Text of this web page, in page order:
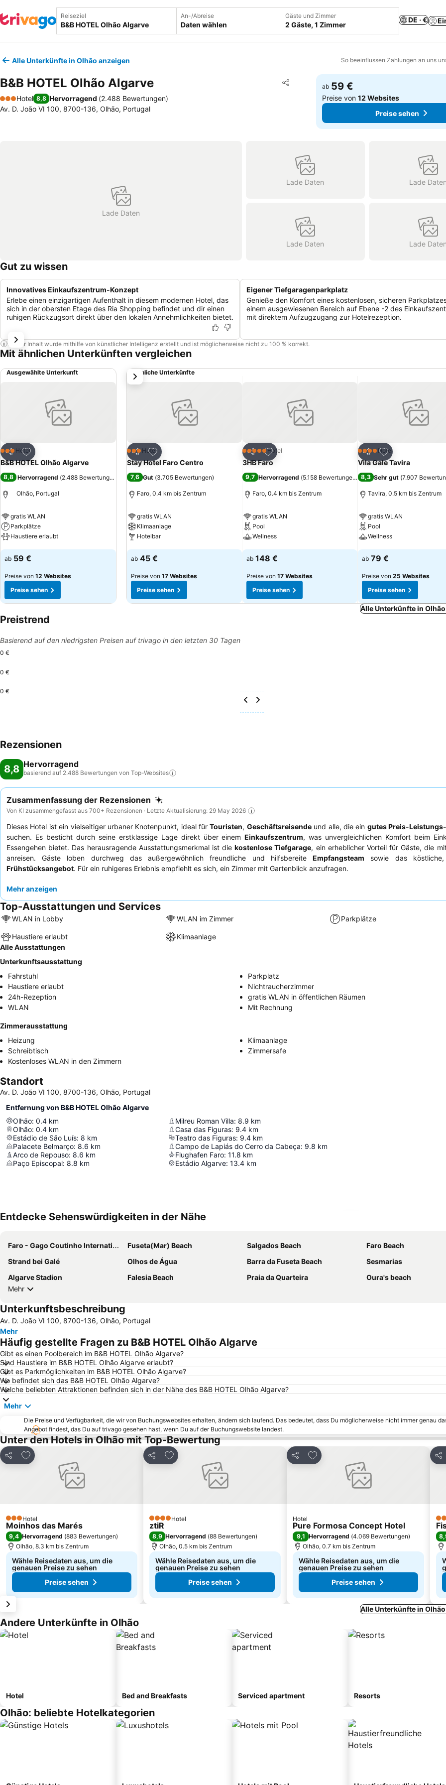
Reiseziel An-/Abreise
Daten wählen
Gäste und Zimmer
2 Gäste, 1 Zimmer
DE · €
Alle Unterkünfte in Olhão anzeigen So beeinflussen Zahlungen an uns
B&B HOTEL Olhão Algarve Teilen
Zu Favoriten hinzufügen
3 Sterne
Hotel 8,8 Hervorragend (2.488 Bewertungen)
Av. D. João VI 100, 8700-136, Olhão, Portugal
ab 59 €
Preise von12 Websites
Preise sehen
Lade Daten
Lade Daten Lade Daten
Lade Daten Lade Daten
Gut zu wissen
Innovatives Einkaufszentrum-Konzept
Erlebe einen einzigartigen Aufenthalt in diesem modernen Hotel, das
sich in der obersten Etage des Ria Shopping befindet und dir einen
ruhigen Rückzugsort direkt über den lokalen Annehmlichkeiten bietet.
Eigener Tiefgaragenparkplatz
Genieße den Komfort eines kostenlosen, sicheren
einem ausgewiesenen Bereich auf Ebene -2 des
mit direktem Aufzugzugang zur Hotelrezeption.
Dieser Inhalt wurde mithilfe von künstlicher Intelligenz erstellt und ist möglicherweise nicht zu 100 % korrekt.
Mit ähnlichen Unterkünften vergleichen
Ausgewählte Unterkunft
Teilen
Zu Favoriten hinzufügen
3 SterneHotel
B&B HOTEL Olhão Algarve
8,8 Hervorragend (2.488 Bewertungen
Olhão, Portugal
gratis WLAN
Parkplätze
Haustiere erlaubt
Preise sehen
ab 59 €
Preise von 12 Websites
Preise sehen
Ähnliche Unterkünfte
Teilen
Zu Favoriten hinzufügen
3 SterneHotel
Stay Hotel Faro Centro
7,6 Gut (3.705 Bewertungen)
Faro, 0.4 km bis Zentrum
gratis WLAN
Klimaanlage
Hotelbar
Preise sehen
ab 45 €
Preise von 17 Websites
Preise sehen
Teilen
Zu Favoriten hinzufügen
5 Sterne Hotel
3HB Faro
9,7 Hervorragend (5.158 Bewertungen)
Faro, 0.4 km bis Zentrum
gratis WLAN
Pool
Wellness
Preise sehen
ab 148 €
Preise von 17 Websites
Preise sehen
Teilen
Zu Favoriten
4 SterneHotel
Vila Gale Tavira
8,3 Sehr gut (7.907
Tavira, 0.5 km bis Zentrum
gratis WLAN
Pool
Wellness
Preise sehen
ab 79 €
Preise von 25 Websites
Preise sehen
weiter
Alle Unterkünfte in
Preistrend
Basierend auf den niedrigsten Preisen auf trivago in den letzten 30 Tagen
0 €
0 €
0 €
Rezensionen
8,8 Hervorragend
basierend auf 2.488 Bewertungen von Top-Websites
Zusammenfassung der Rezensionen
Von KI zusammengefasst aus 700+ Rezensionen · Letzte Aktualisierung: 29 May 2026
Dieses Hotel ist ein vielseitiger urbaner Knotenpunkt, ideal fürTouristen, Geschäftsreisendeund alle, die ein gutes Preis-
suchen. Es besticht durch seine erstklassige Lage direkt über einemEinkaufszentrum, was unvergleichlichen Komfort beim
Essengehen bietet. Das herausragende Ausstattungsmerkmal ist diekostenlose Tiefgarage, ein erheblicher Vorteil für Gäste, die
anreisen. Gäste loben durchweg das außergewöhnlich freundliche und hilfsbereiteEmpfangsteam sowie das köstliche,
Frühstücksangebot. Für ein ruhigeres Erlebnis empfiehlt es sich, ein Zimmer mit Gartenblick anzufragen.
Mehr anzeigen
Top-Ausstattungen und Services
WLAN in Lobby WLAN im Zimmer Parkplätze
Haustiere erlaubt
Klimaanlage
Alle Ausstattungen
Unterkunftsausstattung
Fahrstuhl
Parkplatz
Haustiere erlaubt
Nichtraucherzimmer
24h-Rezeption
gratis WLAN in öffentlichen Räumen
WLAN
Mit Rechnung
Zimmerausstattung
Heizung
Klimaanlage
Schreibtisch
Zimmersafe
Kostenloses WLAN in den Zimmern
Standort
Av. D. João VI 100, 8700-136, Olhão, Portugal
Entfernung von B&B HOTEL Olhão Algarve
Olhão: 0.4 km
Olhão: 0.4 km
Estádio de São Luís: 8 km
Palacete Belmarço: 8.6 km
Arco de Repouso: 8.6 km
Paço Episcopal: 8.8 km
Milreu Roman Villa: 8.9 km
Casa das Figuras: 9.4 km
Teatro das Figuras: 9.4 km
Campo de Lapiás do Cerro da Cabeça: 9.8 km
Flughafen Faro: 11.8 km
Estádio Algarve: 13.4 km
Entdecke Sehenswürdigkeiten in der Nähe
Faro - Gago Coutinho Internationaler Flughafen Fuseta(Mar) Beach Salgados Beach
Faro Beach
Strand bei Galé
Olhos de Água Barra da Fuseta Beach
Sesmarias
Algarve Stadion
Falesia Beach Praia da Quarteira
Oura's beach
Mehr
Unterkunftsbeschreibung
Av. D. João VI 100, 8700-136, Olhão, Portugal
Mehr
Häufig gestellte Fragen zu B&B HOTEL Olhão Algarve
Gibt es einen Poolbereich im B&B HOTEL Olhão Algarve?
Sind Haustiere im B&B HOTEL Olhão Algarve erlaubt?
Gibt es Parkmöglichkeiten im B&B HOTEL Olhão Algarve?
Wo befindet sich das B&B HOTEL Olhão Algarve?
Welche beliebten Attraktionen befinden sich in der Nähe des B&B HOTEL Olhão Algarve?
Mehr
Die Preise und Verfügbarkeit, die wir von Buchungswebsites erhalten, ändern sich laufend. Das bedeutet, dass Du möglicherweise nicht immer genau
Angebot findest, das Du auf trivago gesehen hast, wenn Du auf der Buchungswebsite landest.
Unter den Hotels in Olhão mit Top-Bewertung
Teilen
Zu Favoriten hinzufügen
3 Sterne
Hotel
Moinhos das Marés
9,4 Hervorragend (883 Bewertungen)
Olhão, 8.3 km bis Zentrum
Wähle Reisedaten aus, um die
genauen Preise zu sehen
Preise sehen
Teilen
Zu Favoriten hinzufügen
4 SterneHotel
ztiR
8,9 Hervorragend (88 Bewertungen)
Olhão, 0.5 km bis Zentrum
Wähle Reisedaten aus, um die
genauen Preise zu sehen
Preise sehen
Teilen
Zu Favoriten hinzufügen
Hotel
Pure Formosa Concept Hotel
9,1 Hervorragend (4.069 Bewertungen)
Olhão, 0.7 km bis Zentrum
Wähle Reisedaten aus, um die
genauen Preise zu sehen
Preise sehen
3
Alle Unterkünfte in
Andere Unterkünfte in Olhão
Hotel Bed and Breakfasts Serviced apartment Resorts
Olhão: beliebte Hotelkategorien